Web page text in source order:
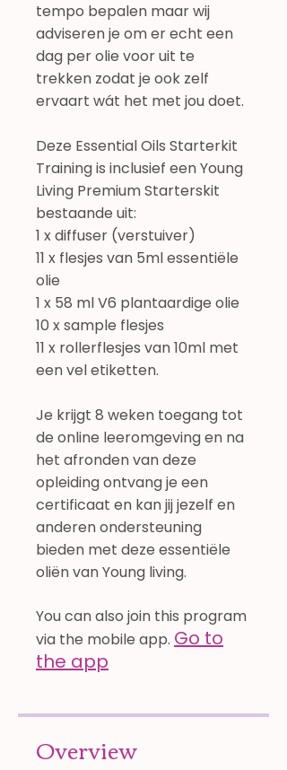
tempo bepalen maar wij
adviseren je om er echt een
dag per olie voor uit te
trekken zodat je ook zelf
ervaart wát het met jou doet.
Deze Essential Oils Starterkit
Training is inclusief een Young
Living Premium Starterskit
bestaande uit:
1 x diffuser (verstuiver)
11 x flesjes van 5ml essentiële
olie
1 x 58 ml V6 plantaardige olie
10 x sample flesjes
11 x rollerflesjes van 10ml met
een vel etiketten.
Je krijgt 8 weken toegang tot
de online leeromgeving en na
het afronden van deze
opleiding ontvang je een
certificaat en kan jij jezelf en
anderen ondersteuning
bieden met deze essentiële
oliën van Young living.
You can also join this program
via the mobile app. Go to
the app
Overview